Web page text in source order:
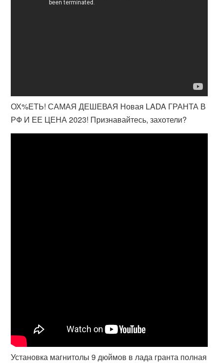
ОХ%ЕТЬ! САМАЯ ДЕШЕВАЯ Новая LADA ГРАНТА В
РФ И ЕЕ ЦЕНА 2023! Признавайтесь, захотели?
Установка магнитолы 9 дюймов в лада гранта полная